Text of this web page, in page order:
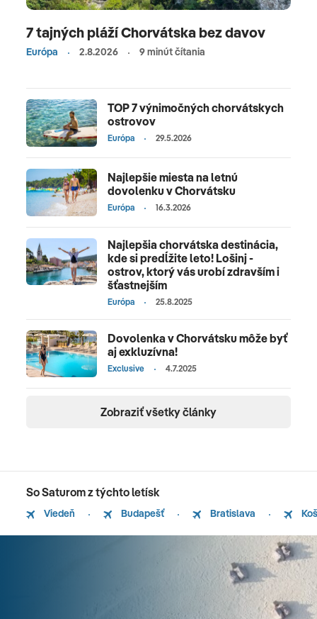
7 tajných pláží Chorvátska bez davov
Európa 2.8.2026 9 minút čítania
TOP 7 výnimočných chorvátskych
ostrovov
Európa 29.5.2026
Najlepšie miesta na letnú
dovolenku v Chorvátsku
Európa 16.3.2026
Najlepšia chorvátska destinácia,
kde si predĺžite leto! Lošinj -
ostrov, ktorý vás urobí zdravším i
šťastnejším
Európa 25.8.2025
Dovolenka v Chorvátsku môže byť
aj exkluzívna!
Exclusive 4.7.2025
Zobraziť všetky články
So Saturom z týchto letísk
Viedeň Budapešť Bratislava